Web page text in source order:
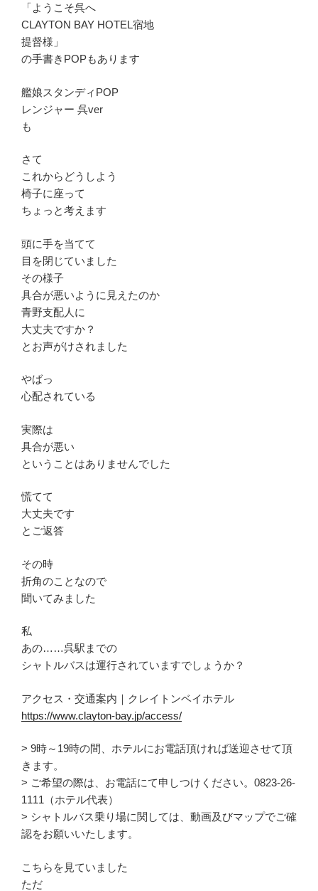
「ようこそ呉へ
CLAYTON BAY HOTEL宿地
提督様」
の手書きPOPもあります
艦娘スタンディPOP
レンジャー 呉ver
も
さて
これからどうしよう
椅子に座って
ちょっと考えます
頭に手を当てて
目を閉じていました
その様子
具合が悪いように見えたのか
青野支配人に
大丈夫ですか？
とお声がけされました
やばっ
心配されている
実際は
具合が悪い
ということはありませんでした
慌てて
大丈夫です
とご返答
その時
折角のことなので
聞いてみました
私
あの……呉駅までの
シャトルバスは運行されていますでしょうか？
アクセス・交通案内｜クレイトンベイホテル
https://www.clayton-bay.jp/access/
> 9時～19時の間、ホテルにお電話頂ければ送迎させて頂
きます。
> ご希望の際は、お電話にて申しつけください。0823-26-
1111（ホテル代表）
> シャトルバス乗り場に関しては、動画及びマップでご確
認をお願いいたします。
こちらを見ていました
ただ